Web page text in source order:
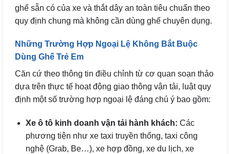
ghế sẵn có của xe và thắt dây an toàn tiêu chuẩn theo
quy định chung mà không cần dùng ghế chuyên dụng.
Những Trường Hợp Ngoại Lệ Không Bắt Buộc
Dùng Ghế Trẻ Em
Căn cứ theo thông tin điều chỉnh từ cơ quan soạn thảo
dựa trên thực tế hoạt động giao thông vận tải, luật quy
định một số trường hợp ngoại lệ đáng chú ý bao gồm:
Xe ô tô kinh doanh vận tải hành khách: Các
phương tiện như xe taxi truyền thống, taxi công
nghệ (Grab, Be…), xe hợp đồng, xe du lịch, xe